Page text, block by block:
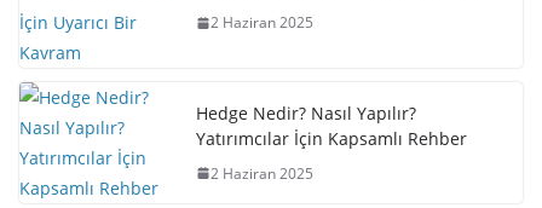
2 Haziran 2025
Hedge Nedir? Nasıl Yapılır?
Yatırımcılar İçin Kapsamlı Rehber
2 Haziran 2025